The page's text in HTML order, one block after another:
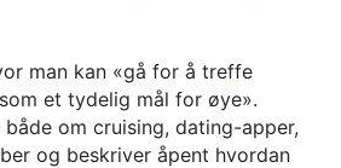
man kan «gå for å treffe
et tydelig mål for øye».
om cruising, dating-apper,
og beskriver åpent hvordan